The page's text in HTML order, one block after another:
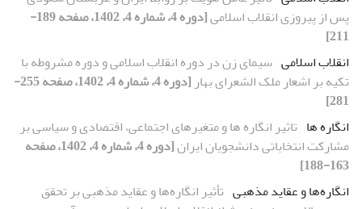
پس از پیروزی انقلاب اسلامی
[دوره 4، شماره 4، 1402، صفحه 189-
211]
انقلاب اسلامی سیمای زن در دوره انقلاب اسلامی و دوره مشروطه با
تکیه بر اشعار ملک الشعرای بهار
[دوره 4، شماره 4، 1402، صفحه 255-
281]
انگاره ها تاثیر انگاره ها و متغیرهای اجتماعی، اقتصادی و سیاسی بر
مشارکت انتخاباتی دانشجویان ایران
[دوره 4، شماره 4، 1402، صفحه
163-188]
انگاره‌ها و عقاید مذهبی تأثیر انگاره‌ها و عقاید مذهبی بر تحقق